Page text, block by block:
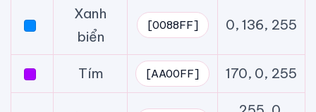
Xanh
biển
[0088FF] 0, 136, 255
Tím [AA00FF] 170, 0, 255